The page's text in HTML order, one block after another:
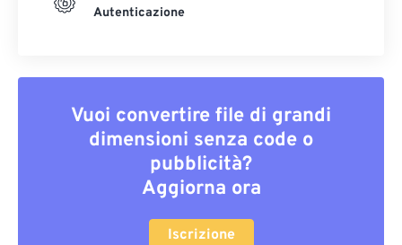
Autenticazione
Vuoi convertire file di grandi
dimensioni senza code o
pubblicità?
Aggiorna ora
Iscrizione